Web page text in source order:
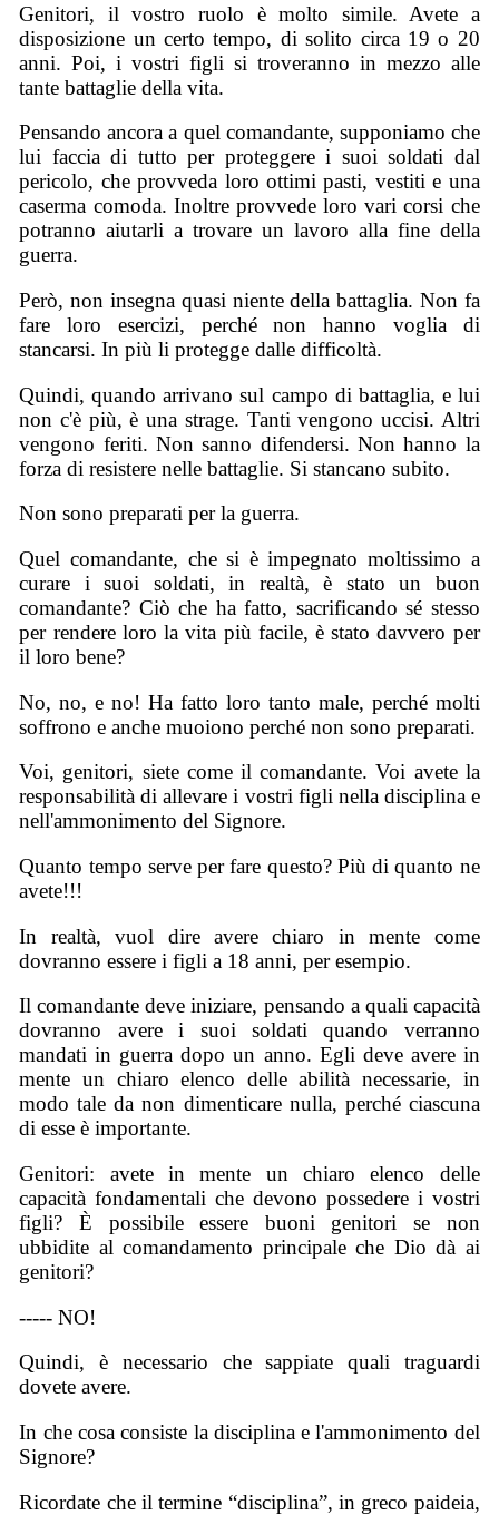
Genitori, il vostro ruolo è molto simile. Avete a
disposizione un certo tempo, di solito circa 19 o 20
anni. Poi, i vostri figli si troveranno in mezzo alle
tante battaglie della vita.
Pensando ancora a quel comandante, supponiamo che
lui faccia di tutto per proteggere i suoi soldati dal
pericolo, che provveda loro ottimi pasti, vestiti e una
caserma comoda. Inoltre provvede loro vari corsi che
potranno aiutarli a trovare un lavoro alla fine della
guerra.
Però, non insegna quasi niente della battaglia. Non fa
fare loro esercizi, perché non hanno voglia di
stancarsi. In più li protegge dalle difficoltà.
Quindi, quando arrivano sul campo di battaglia, e lui
non c'è più, è una strage. Tanti vengono uccisi. Altri
vengono feriti. Non sanno difendersi. Non hanno la
forza di resistere nelle battaglie. Si stancano subito.
Non sono preparati per la guerra.
Quel comandante, che si è impegnato moltissimo a
curare i suoi soldati, in realtà, è stato un buon
comandante? Ciò che ha fatto, sacrificando sé stesso
per rendere loro la vita più facile, è stato davvero per
il loro bene?
No, no, e no! Ha fatto loro tanto male, perché molti
soffrono e anche muoiono perché non sono preparati.
Voi, genitori, siete come il comandante. Voi avete la
responsabilità di allevare i vostri figli nella disciplina e
nell'ammonimento del Signore.
Quanto tempo serve per fare questo? Più di quanto ne
avete!!!
In realtà, vuol dire avere chiaro in mente come
dovranno essere i figli a 18 anni, per esempio.
Il comandante deve iniziare, pensando a quali capacità
dovranno avere i suoi soldati quando verranno
mandati in guerra dopo un anno. Egli deve avere in
mente un chiaro elenco delle abilità necessarie, in
modo tale da non dimenticare nulla, perché ciascuna
di esse è importante.
Genitori: avete in mente un chiaro elenco delle
capacità fondamentali che devono possedere i vostri
figli? È possibile essere buoni genitori se non
ubbidite al comandamento principale che Dio dà ai
genitori?
----- NO!
Quindi, è necessario che sappiate quali traguardi
dovete avere.
In che cosa consiste la disciplina e l'ammonimento del
Signore?
Ricordate che il termine “disciplina”, in greco paideia,